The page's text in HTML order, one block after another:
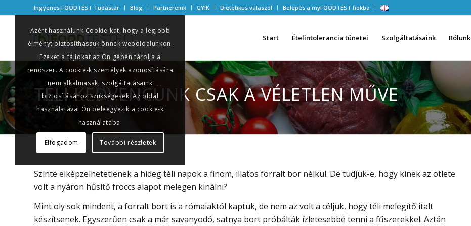
Ingyenes FOODTEST Tudástár Blog Partnereink GYIK Dietetikus válaszol Belépés a myFOODTEST fiókba
Start Ételintolerancia tünetei Szolgáltatásaink Rólunk
TÉLI KEDVENCÜNK CSAK A VÉLETLEN MŰVE
Szinte elképzelhetetlenek a hideg téli napok a finom, illatos forralt bor nélkül. De tudjuk-e, hogy kinek az ötlete
volt a nyáron hűsítő fröccs alapot melegen kínálni?
Mint oly sok mindent, a forralt bort is a rómaiaktól kaptuk, de nem az volt a céljuk, hogy téli melegítő italt
készítsenek. Egyszerűen csak a már savanyodó, satnya bort próbálták ízletesebbé tenni a fűszerekkel. Aztán
Azért használunk Cookie-kat, hogy a legjobb
élményt biztosíthassuk önnek weboldalunkon.
Ezeket a fájlokat az Ön gépén tárolja a
rendszer. A cookie-k személyek azonosítására
nem alkalmasak, szolgáltatásaink
biztosításához szükségesek. Az oldal
használatával Ön beleegyezik a cookie-k
használatába.
Elfogadom További részletek